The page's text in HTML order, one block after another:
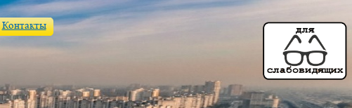
Контакты